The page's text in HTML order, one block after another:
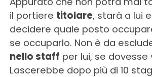
il portiere titolare, starà a lui
decidere quale posto
se occuparlo. Non è da
nello staff per lui, se dovesse
Lascerebbe dopo più di 10